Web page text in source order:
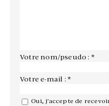
Votre nom/pseudo : *
Votre e-mail : *
Oui, j'accepte de